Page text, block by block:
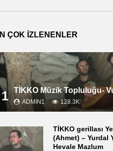
ÇOK İZLENENLER
1 ADMIN1 128.3K
TİKKO gerillası
(Ahmet) – Yurdal
Hevale Mazlum